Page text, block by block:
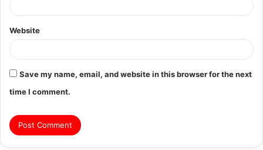
Website
Save my name, email, and website in this browser for the next
time I comment.